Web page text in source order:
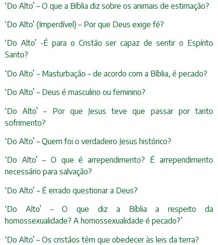
‘Do Alto’ – O que a Bíblia diz sobre os animais de estimação?
‘Do Alto’ (Imperdível) – Por que Deus exige fé?
‘Do Alto’ -É para o Cristão ser capaz de sentir o Espírito
Santo?
‘Do Alto’ – Masturbação – de acordo com a Bíblia, é pecado?
‘Do Alto’ – Deus é masculino ou feminino?
‘Do Alto’ – Por que Jesus teve que passar por tanto
sofrimento?
‘Do Alto’ – Quem foi o verdadeiro Jesus histórico?
‘Do Alto’ – O que é arrependimento? É arrependimento
necessário para salvação?
‘Do Alto’ – É errado questionar a Deus?
‘Do Alto’ – O que diz a Bíblia a respeito da
homossexualidade? A homossexualidade é pecado?’
‘Do Alto’ – Os cristãos têm que obedecer às leis da terra?